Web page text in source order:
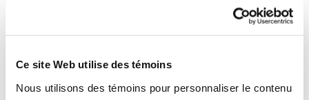
Ce site Web utilise des témoins
Nous utilisons des témoins pour personnaliser le contenu
à rendement amélioré
CI
0,1196 $